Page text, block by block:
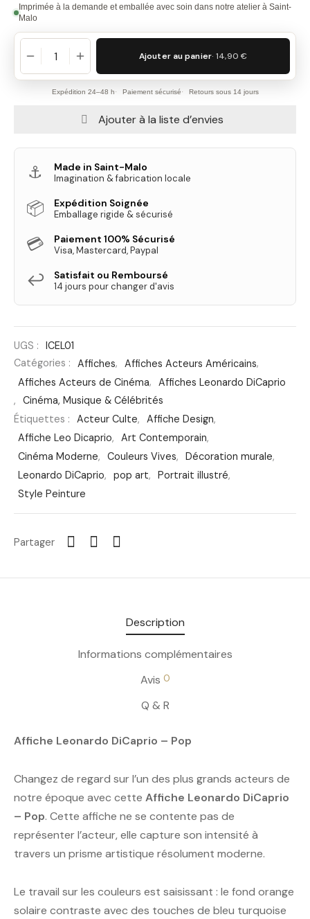
Imprimée à la demande et emballée avec soin dans notre atelier à Saint-
Malo
Ajouter au panier· 14,90 €
Expédition 24–48 h Paiement sécurisé Retours sous 14 jours
Ajouter à la liste d’envies
⚓ Made in Saint-Malo
Imagination & fabrication locale
📦 Expédition Soignée
Emballage rigide & sécurisé
💳 Paiement 100% Sécurisé
Visa, Mastercard, Paypal
↩️ Satisfait ou Remboursé
14 jours pour changer d'avis
UGS :
ICEL01
Catégories :
Affiches, Affiches Acteurs Américains,
Affiches Acteurs de Cinéma,
Affiches Leonardo DiCaprio
,
Cinéma, Musique & Célébrités
Étiquettes :
Acteur Culte, Affiche Design,
Affiche Leo Dicaprio, Art Contemporain,
Cinéma Moderne, Couleurs Vives, Décoration murale,
Leonardo DiCaprio, pop art, Portrait illustré,
Style Peinture
Partager
Description
Informations complémentaires
Avis 0
Q & R
Affiche Leonardo DiCaprio – Pop
Changez de regard sur l’un des plus grands acteurs de
notre époque avec cette Affiche Leonardo DiCaprio
– Pop. Cette affiche ne se contente pas de
représenter l’acteur, elle capture son intensité à
travers un prisme artistique résolument moderne.
Le travail sur les couleurs est saisissant : le fond orange
solaire contraste avec des touches de bleu turquoise